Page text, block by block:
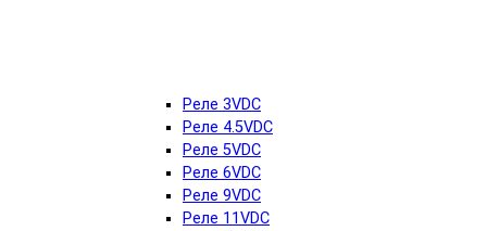
Реле 3VDC
Реле 4.5VDC
Реле 5VDC
Реле 6VDC
Реле 9VDC
Реле 11VDC